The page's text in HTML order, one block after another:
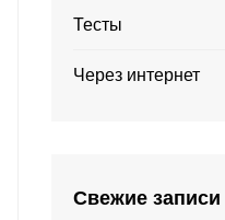
Тесты
Через интернет
Свежие записи